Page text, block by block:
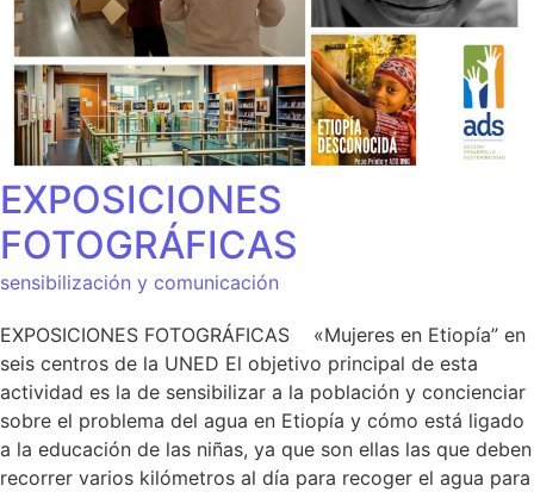
EXPOSICIONES
FOTOGRÁFICAS
sensibilización y comunicación
EXPOSICIONES FOTOGRÁFICAS «Mujeres en Etiopía” en
seis centros de la UNED El objetivo principal de esta
actividad es la de sensibilizar a la población y concienciar
sobre el problema del agua en Etiopía y cómo está ligado
a la educación de las niñas, ya que son ellas las que deben
recorrer varios kilómetros al día para recoger el agua para